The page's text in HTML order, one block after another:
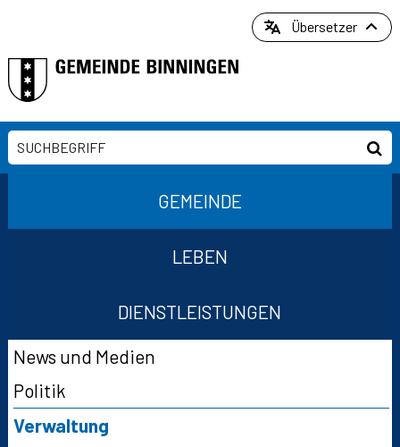
Übersetzer
GEMEINDE
LEBEN
DIENSTLEISTUNGEN
Suchformular
Suchbegriff
Subnavigation
News und Medien
Politik
Verwaltung